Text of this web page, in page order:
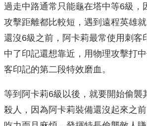
過走中路通常只能龜在塔中等6級，
攻擊距離都比較短，遇到遠程英雄就
還沒6級之前，阿卡莉最常使用刺客
中了印記還想靠近，用物理攻擊打
客印記的第二段特效磨血。
等到阿卡莉6級以後，就要開始偷襲
殺人，因為阿卡莉裝備還沒起來之